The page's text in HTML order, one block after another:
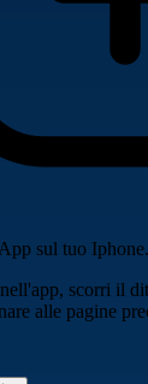
sul tuo Iphone.
scorri il
alle pagine